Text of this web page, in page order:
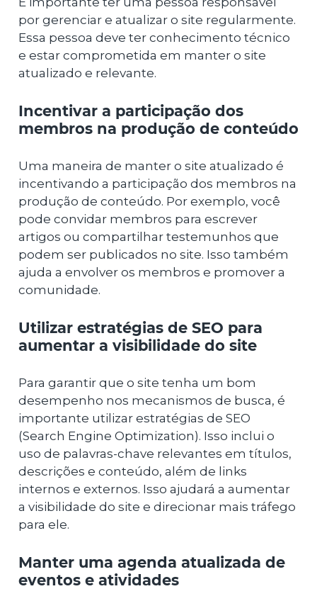
por gerenciar e atualizar o site regularmente.
Essa pessoa deve ter conhecimento técnico
e estar comprometida em manter o site
atualizado e relevante.
Incentivar a participação dos
membros na produção de conteúdo
Uma maneira de manter o site atualizado é
incentivando a participação dos membros na
produção de conteúdo. Por exemplo, você
pode convidar membros para escrever
artigos ou compartilhar testemunhos que
podem ser publicados no site. Isso também
ajuda a envolver os membros e promover a
comunidade.
Utilizar estratégias de SEO para
aumentar a visibilidade do site
Para garantir que o site tenha um bom
desempenho nos mecanismos de busca, é
importante utilizar estratégias de SEO
(Search Engine Optimization). Isso inclui o
uso de palavras-chave relevantes em títulos,
descrições e conteúdo, além de links
internos e externos. Isso ajudará a aumentar
a visibilidade do site e direcionar mais tráfego
para ele.
Manter uma agenda atualizada de
eventos e atividades